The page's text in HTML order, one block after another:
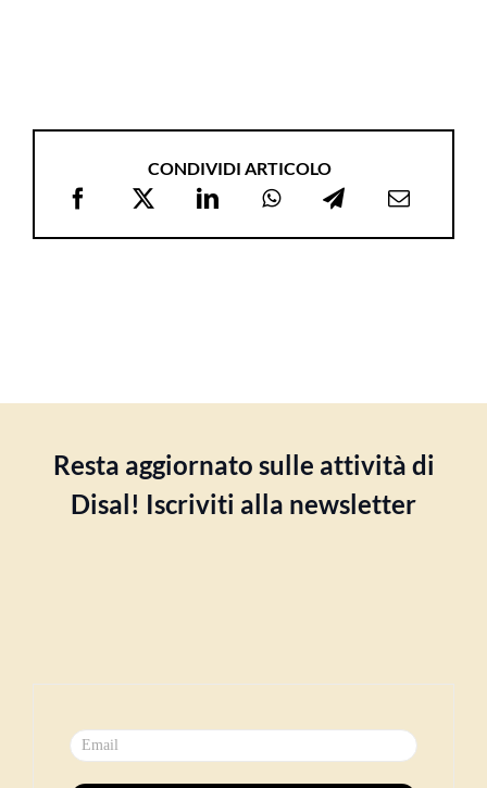
CONDIVIDI ARTICOLO
Resta aggiornato sulle attività di
Disal! Iscriviti alla newsletter